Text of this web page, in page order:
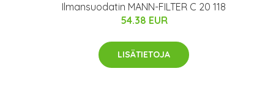
Ilmansuodatin MANN-FILTER C 20 118
54.38 EUR
LISÄTIETOJA